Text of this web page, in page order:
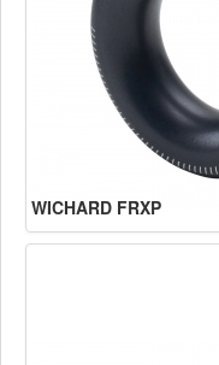
WICHARD FRXP